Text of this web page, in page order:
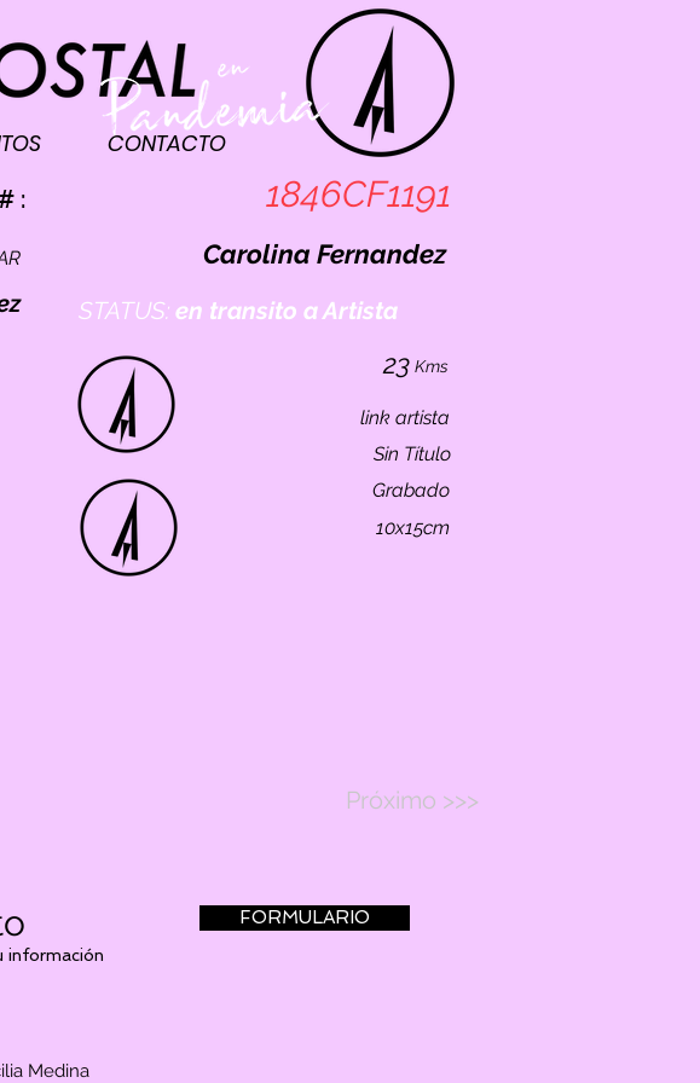
CONTACTO
Kms
23
: 1846CF1191
STATUS: en transito a Artista
Carolina Fernandez
Próximo >>>
link artista
Sin Título
Grabado
10x15cm
FORMULARIO
información
Medina